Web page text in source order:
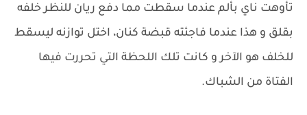
تأوهت ناي بألم عندما سقطت مما دفع ريان للنظر خلفه
بقلق و هذا عندما فاجئته قبضة كنان، اختل توازنه ليسقط
للخلف هو الآخر و كانت تلك اللحظة التي تحررت فيها
الفتاة من الشباك.